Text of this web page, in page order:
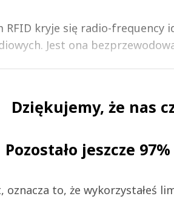
RFID kryje się radio-frequency
Jest ona
Dziękujemy, że nas
Pozostało jeszcze
oznacza to, że wykorzystałeś